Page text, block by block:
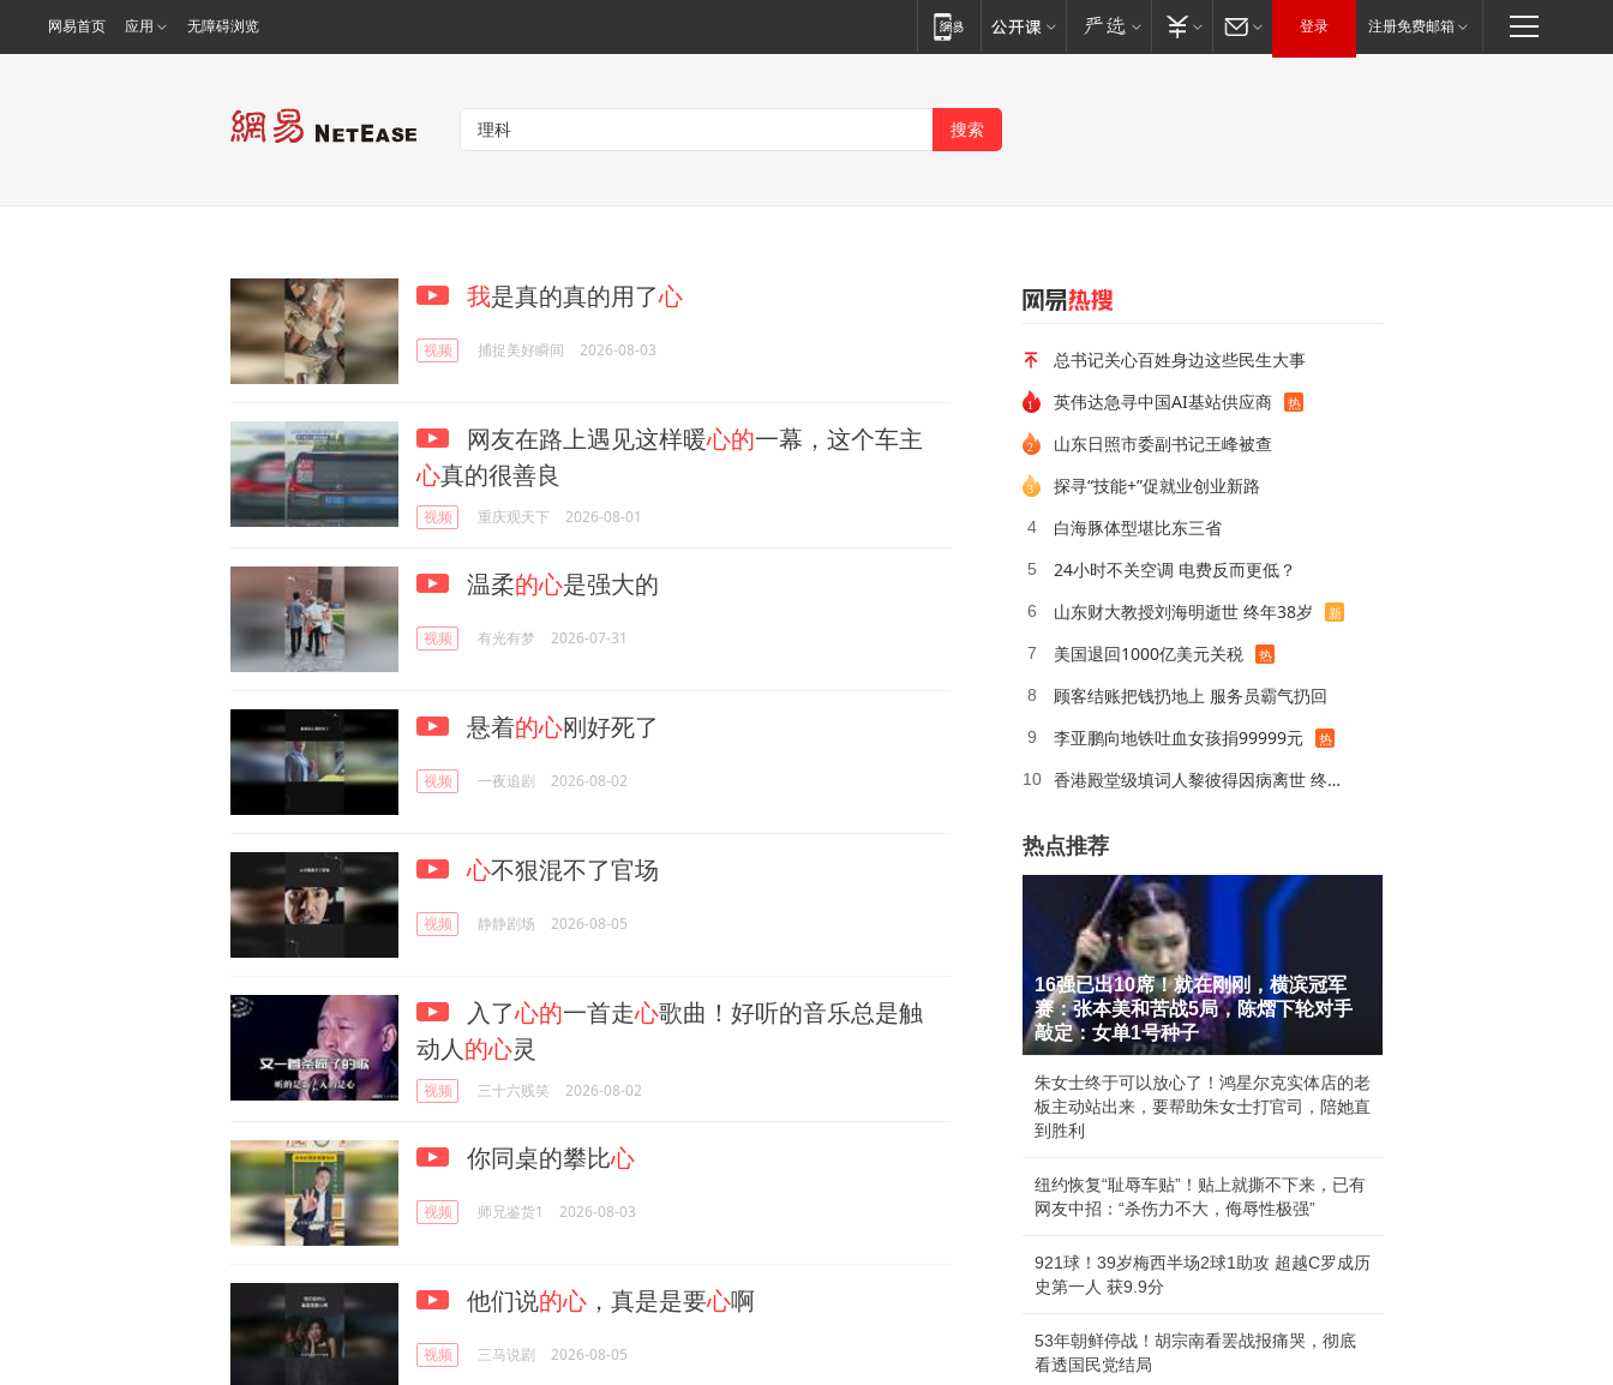
网易首页 应用 无障碍浏览 登录 注册免费邮箱
我是真的真的用了心
视频 捕捉美好瞬间 2026-08-03
网友在路上遇见这样暖心的一幕，这个车主
心真的很善良
视频 重庆观天下 2026-08-01
温柔的心是强大的
视频 有光有梦 2026-07-31
悬着的心刚好死了
视频 一夜追剧 2026-08-02
心不狠混不了官场
视频 静静剧场 2026-08-05
入了心的一首走心歌曲！好听的音乐总是触
动人的心灵
视频 三十六贱笑 2026-08-02
你同桌的攀比心
视频 师兄鉴货1 2026-08-03
他们说的心 ，真是是要心啊
视频 三马说剧 2026-08-05
总书记关心百姓身边这些民生大事
1
英伟达急寻中国AI基站供应商 热
2
山东日照市委副书记王峰被查
探寻“技能+”促就业创业新路
4 白海豚体型堪比东三省
5 24小时不关空调 电费反而更低？
6 山东财大教授刘海明逝世 终年38岁 新
7 美国退回1000亿美元关税 热
8 顾客结账把钱扔地上 服务员霸气扔回
9 李亚鹏向地铁吐血女孩捐99999元 热
10 香港殿堂级填词人黎彼得因病离世 终年76岁
热点推荐
16强已出10席！就在刚刚，横滨冠军
赛：张本美和苦战5局，陈熠下轮对手
敲定：女单1号种子
朱女士终于可以放心了！鸿星尔克实体店的老
板主动站出来，要帮助朱女士打官司，陪她直
到胜利
纽约恢复“耻辱车贴”！贴上就撕不下来，已有
网友中招：“杀伤力不大，侮辱性极强”
921球！39岁梅西半场2球1助攻 超越C罗成历
史第一人 获9.9分
53年朝鲜停战！胡宗南看罢战报痛哭，彻底
看透国民党结局